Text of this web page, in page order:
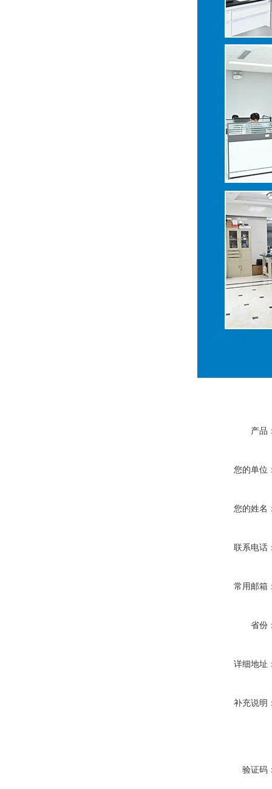
产品
您的单位
您的姓名
联系电话
常用邮箱
省份
详细地址
补充说明
验证码